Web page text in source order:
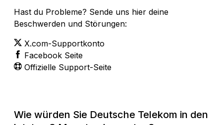
Hast du Probleme? Sende uns hier deine
Beschwerden und Störungen:
X.com-Supportkonto
Facebook Seite
Offizielle Support-Seite
Wie würden Sie Deutsche Telekom in den